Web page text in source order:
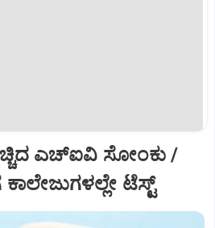
ಎಚ್‌ಐವಿ ಸೋಂಕು /
ಟೆಸ್ಟ್